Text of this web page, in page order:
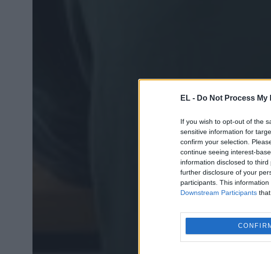
EL - Do Not Process
If you wish to opt-out of the
sensitive information for
confirm your selection.
continue seeing interest-
information disclosed to
further disclosure of your
participants. This
Downstream Participants